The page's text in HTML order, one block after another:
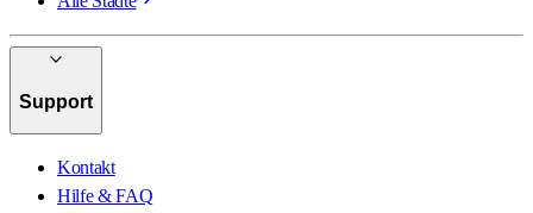
Support
Kontakt
Hilfe & FAQ